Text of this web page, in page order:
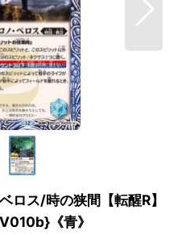
ス/時の狭間【転醒R】
《青》